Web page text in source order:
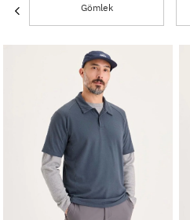
yaz koleksiyonu
ofis tarzı
Gömlek